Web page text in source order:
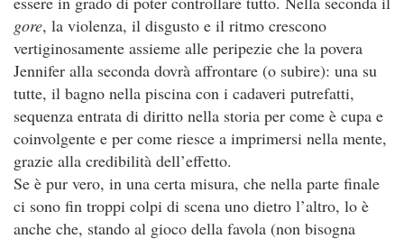
gore, la violenza, il disgusto e il ritmo crescono
vertiginosamente assieme alle peripezie che la povera
Jennifer alla seconda dovrà affrontare (o subire): una su
tutte, il bagno nella piscina con i cadaveri putrefatti,
sequenza entrata di diritto nella storia per come è cupa e
coinvolgente e per come riesce a imprimersi nella mente,
grazie alla credibilità dell’effetto.
Se è pur vero, in una certa misura, che nella parte finale
ci sono fin troppi colpi di scena uno dietro l’altro, lo è
anche che, stando al gioco della favola (non bisogna